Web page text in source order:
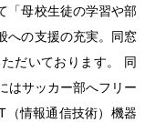
「母校生徒の学習や部
への支援の充実。同窓
だいております。 同
はサッカー部へフリー
（情報通信技術）機器